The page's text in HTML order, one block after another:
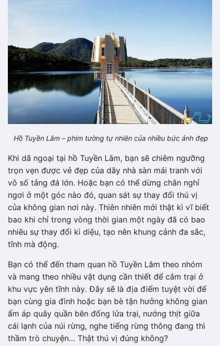
Hồ Tuyền Lâm – phim tường tự nhiên của nhiều bức ảnh đẹp
Khi dã ngoại tại hồ Tuyền Lâm, bạn sẽ chiêm ngưỡng
trọn vẹn được vẻ đẹp của dãy nhà sàn mái tranh với
vô số tảng đá lớn. Hoặc bạn có thể dừng chân nghỉ
ngơi ở một góc nào đó, quan sát sự thay đổi thú vị
của không gian nơi này. Thiên nhiên mới thật kì vĩ biết
bao khi chỉ trong vòng thời gian một ngày đã có bao
nhiêu sự thay đổi kì diệu, tạo nên khung cảnh đa sắc,
tĩnh mà động.
Bạn có thể đến tham quan hồ Tuyền Lâm theo nhóm
và mang theo nhiều vật dụng cần thiết để cắm trại ở
khu vực yên tĩnh này. Đây sẽ là địa điểm tuyệt vời để
bạn cùng gia đình hoặc bạn bè tận hưởng không gian
ấm áp quây quần bên đống lửa trại, nướng thịt giữa
cái lạnh của núi rừng, nghe tiếng rừng thông đang thì
thầm trò chuyện… Thật thú vị đúng không?